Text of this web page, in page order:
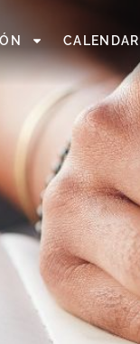
CALENDARI